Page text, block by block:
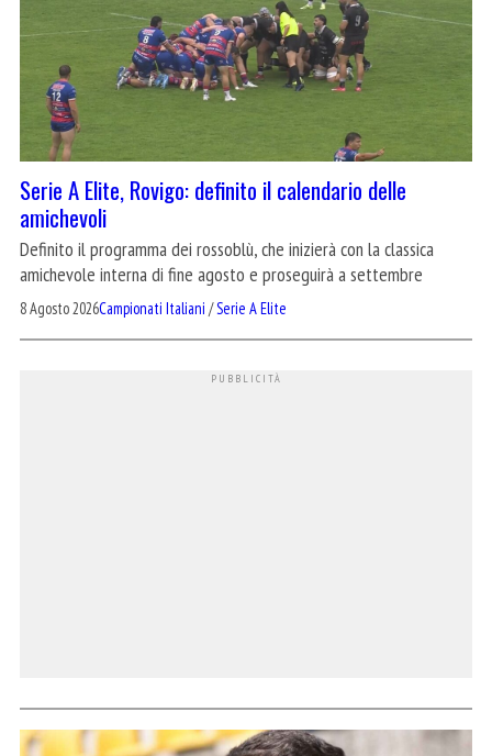
Serie A Elite, Rovigo: definito il calendario delle
amichevoli
Definito il programma dei rossoblù, che inizierà con la classica
amichevole interna di fine agosto e proseguirà a settembre
8 Agosto 2026Campionati Italiani /Serie A Elite